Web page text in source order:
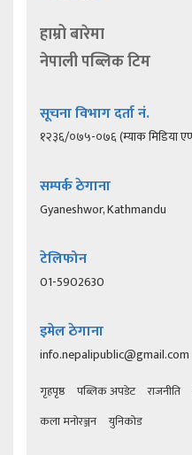
हाम्रो बारेमा
नेपाली पब्लिक टिम
सूचना विभाग दर्ता नं.
१२३६/०७५-०७६ (म्याक मिडिया एण्ड
सम्पर्क ठेगाना
Gyaneshwor, Kathmandu
टेलिफोन
01-5902630
इमेल ठेगाना
info.nepalipublic@gmail.com
गृहपृष्ठ पब्लिक अपडेट राजनीति
कला मनोरञ्जन
युनिकोड